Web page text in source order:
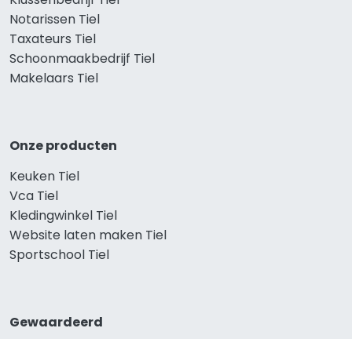
Notarissen Tiel
Taxateurs Tiel
Schoonmaakbedrijf Tiel
Makelaars Tiel
Onze producten
Keuken Tiel
Vca Tiel
Kledingwinkel Tiel
Website laten maken Tiel
Sportschool Tiel
Gewaardeerd